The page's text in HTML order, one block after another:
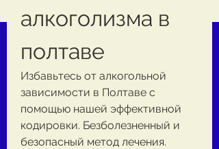
алкоголизма в
полтаве
Избавьтесь от алкогольной
зависимости в Полтаве с
помощью нашей эффективной
кодировки. Безболезненный и
безопасный метод лечения.